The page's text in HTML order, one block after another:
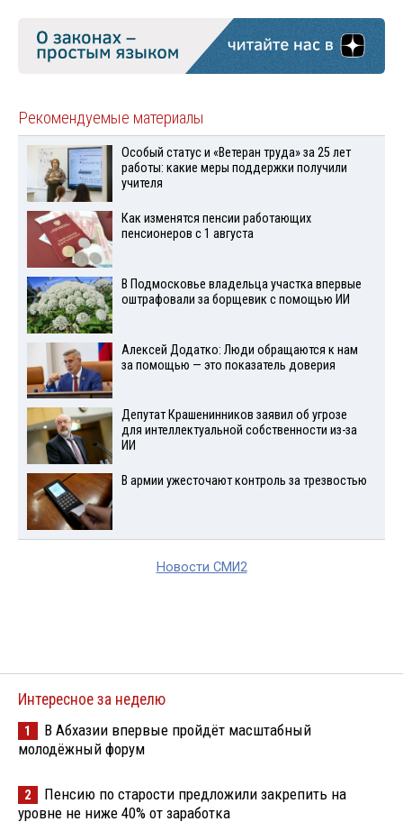
Рекомендуемые материалы
Особый статус и «Ветеран труда» за 25 лет
работы: какие меры поддержки получили
учителя
Как изменятся пенсии работающих
пенсионеров с 1 августа
В Подмосковье владельца участка впервые
оштрафовали за борщевик с помощью ИИ
Алексей Додатко: Люди обращаются к нам
за помощью — это показатель доверия
Депутат Крашенинников заявил об угрозе
для интеллектуальной собственности из-за
ИИ
В армии ужесточают контроль за трезвостью
Новости СМИ2
Интересное за неделю
1
В Абхазии впервые пройдёт масштабный
молодёжный форум
2
Пенсию по старости предложили закрепить на
уровне не ниже 40% от заработка